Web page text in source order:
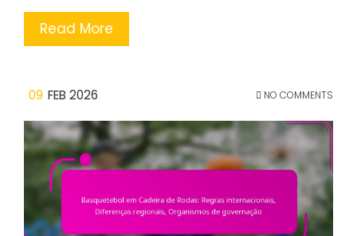
Read More
09 FEB 2026 NO COMMENTS